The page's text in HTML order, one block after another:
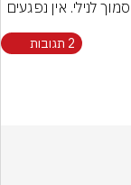
2 תגובות